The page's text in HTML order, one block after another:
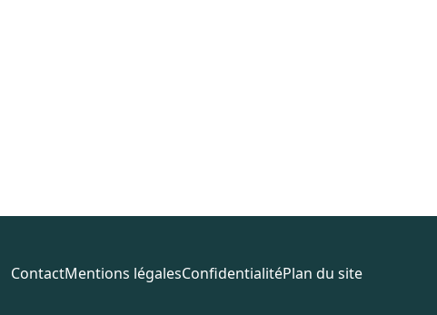
ContactMentions légalesConfidentialitéPlan du site